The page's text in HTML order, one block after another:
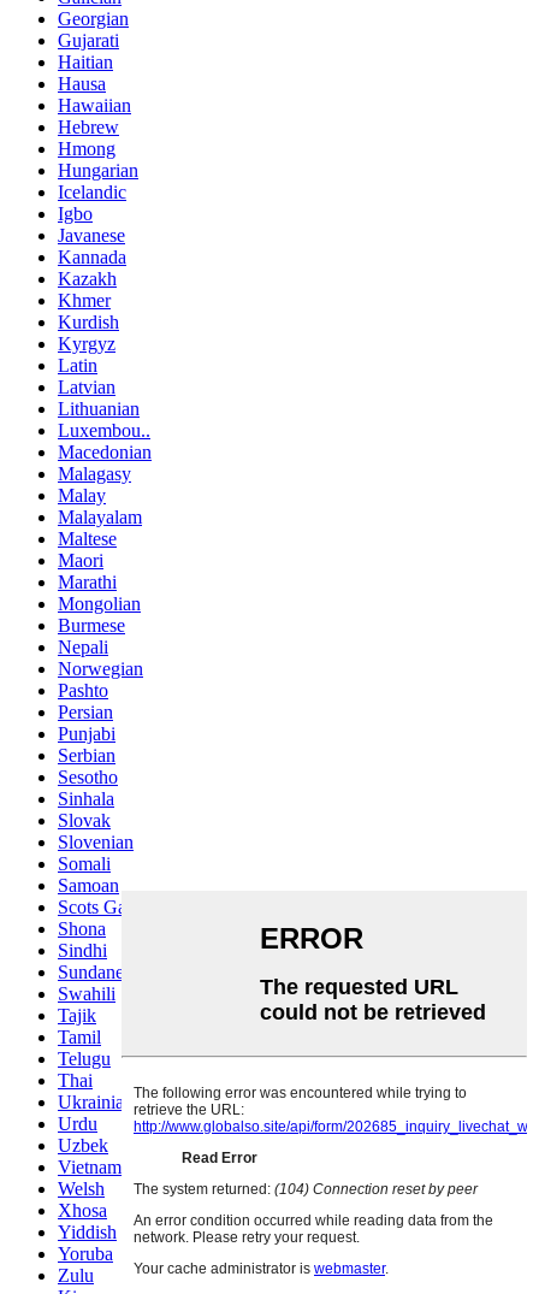
Georgian
Gujarati
Haitian
Hausa
Hawaiian
Hebrew
Hmong
Hungarian
Icelandic
Igbo
Javanese
Kannada
Kazakh
Khmer
Kurdish
Kyrgyz
Latin
Latvian
Lithuanian
Luxembou..
Macedonian
Malagasy
Malay
Malayalam
Maltese
Maori
Marathi
Mongolian
Burmese
Nepali
Norwegian
Pashto
Persian
Punjabi
Serbian
Sesotho
Sinhala
Slovak
Slovenian
Somali
Samoan
Scots Gaelic
Shona
Sindhi
Sundanese
Swahili
Tajik
Tamil
Telugu
Thai
Ukrainian
Urdu
Uzbek
Vietnamese
Welsh
Xhosa
Yiddish
Yoruba
Zulu